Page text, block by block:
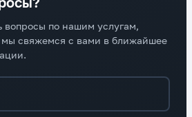
вопросы по нашим услугам,
мы свяжемся с вами в ближайшее